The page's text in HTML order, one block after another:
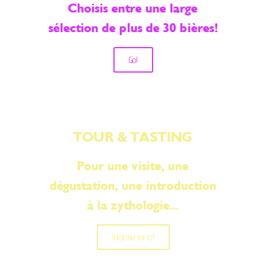
Choisis entre une large
sélection de plus de 30 bières!
Go!
TOUR & TASTING
Pour une visite, une
dégustation, une introduction
à la zythologie...
Informe-toi ici!